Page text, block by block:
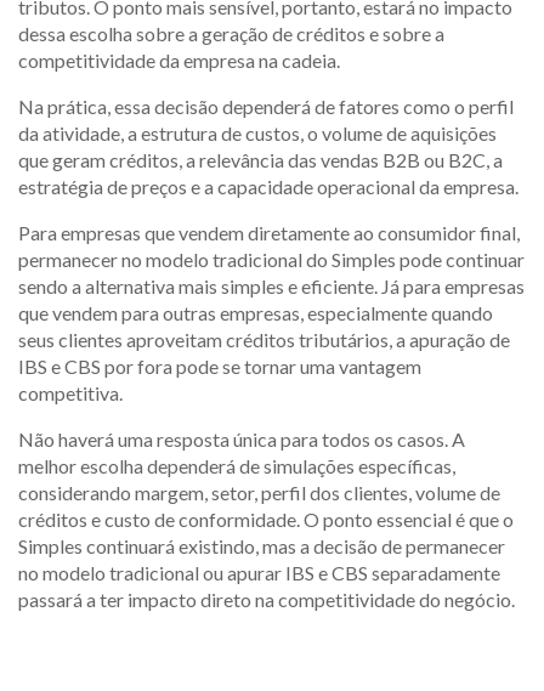
tributos. O ponto mais sensível, portanto, estará no impacto
dessa escolha sobre a geração de créditos e sobre a
competitividade da empresa na cadeia.
Na prática, essa decisão dependerá de fatores como o perfil
da atividade, a estrutura de custos, o volume de aquisições
que geram créditos, a relevância das vendas B2B ou B2C, a
estratégia de preços e a capacidade operacional da empresa.
Para empresas que vendem diretamente ao consumidor final,
permanecer no modelo tradicional do Simples pode continuar
sendo a alternativa mais simples e eficiente. Já para empresas
que vendem para outras empresas, especialmente quando
seus clientes aproveitam créditos tributários, a apuração de
IBS e CBS por fora pode se tornar uma vantagem
competitiva.
Não haverá uma resposta única para todos os casos. A
melhor escolha dependerá de simulações específicas,
considerando margem, setor, perfil dos clientes, volume de
créditos e custo de conformidade. O ponto essencial é que o
Simples continuará existindo, mas a decisão de permanecer
no modelo tradicional ou apurar IBS e CBS separadamente
passará a ter impacto direto na competitividade do negócio.